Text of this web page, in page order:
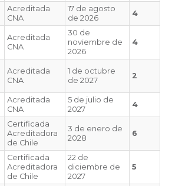
Acreditada
CNA
17 de agosto
de 2026
4
Acreditada
CNA
30 de
noviembre de
2026
4
Acreditada
CNA
1 de octubre
de 2027
2
Acreditada
CNA
5 de julio de
2027
4
Certificada
Acreditadora
de Chile
3 de enero de
2028
6
Certificada
Acreditadora
de Chile
22 de
diciembre de
2027
5